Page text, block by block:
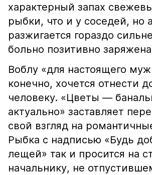
характерный запах
рыбки, что и у соседей, но
разжигается гораздо
больно позитивно
Воблу «для настоящего
конечно, хочется отнести
человеку. «Цветы —
актуально» заставляет
свой взгляд на
Рыбка с надписью «Будь
лещей» так и просится на
начальнику, не